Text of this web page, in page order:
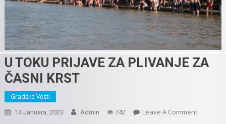
U TOKU PRIJAVE ZA PLIVANJE ZA
ČASNI KRST
Gradske Vesti
14 Januara, 2023 Admin 742 Leave A CommentOn